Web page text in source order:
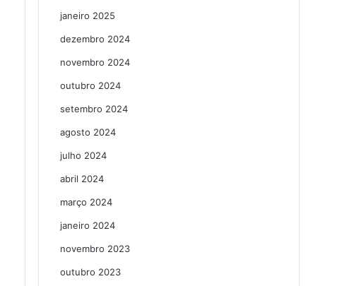
janeiro 2025
dezembro 2024
novembro 2024
outubro 2024
setembro 2024
agosto 2024
julho 2024
abril 2024
março 2024
janeiro 2024
novembro 2023
outubro 2023